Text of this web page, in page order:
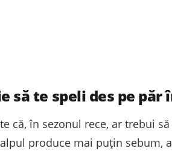
să te speli des pe păr
că, în sezonul rece, ar trebui
produce mai puțin sebum,